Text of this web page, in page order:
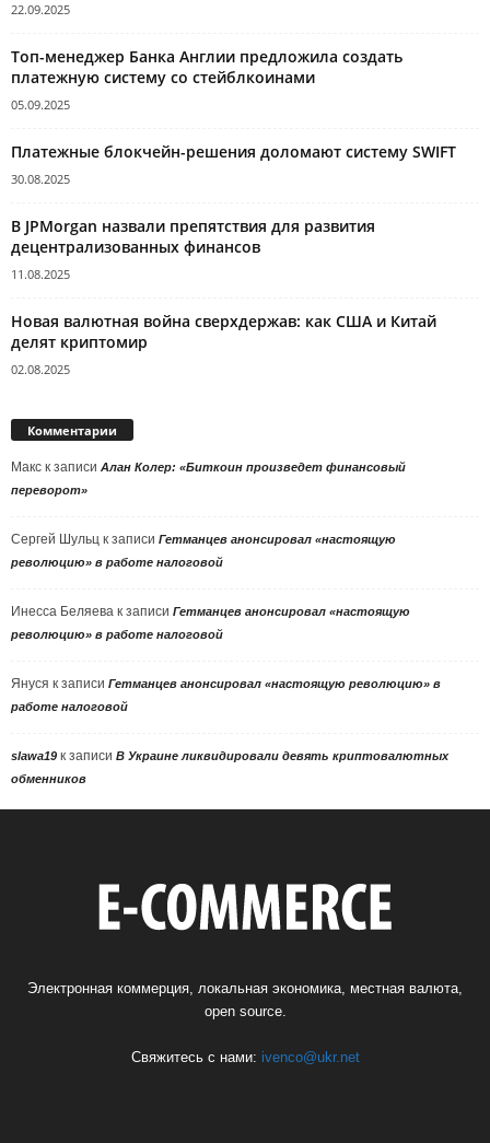
22.09.2025
Топ-менеджер Банка Англии предложила создать
платежную систему со стейблкоинами
05.09.2025
Платежные блокчейн-решения доломают систему SWIFT
30.08.2025
В JPMorgan назвали препятствия для развития
децентрализованных финансов
11.08.2025
Новая валютная война сверхдержав: как США и Китай
делят криптомир
02.08.2025
Комментарии
Макс к записи Алан Колер: «Биткоин произведет финансовый
переворот»
Сергей Шульц к записи Гетманцев анонсировал «настоящую
революцию» в работе налоговой
Инесса Беляева к записи Гетманцев анонсировал «настоящую
революцию» в работе налоговой
Януся к записи Гетманцев анонсировал «настоящую революцию» в
работе налоговой
slawa19 к записи В Украине ликвидировали девять криптовалютных
обменников
Электронная коммерция, локальная экономика, местная валюта,
open source.
Свяжитесь с нами: ivenco@ukr.net